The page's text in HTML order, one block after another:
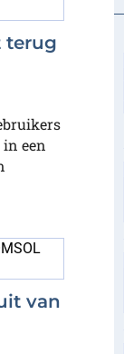
terug
een
van